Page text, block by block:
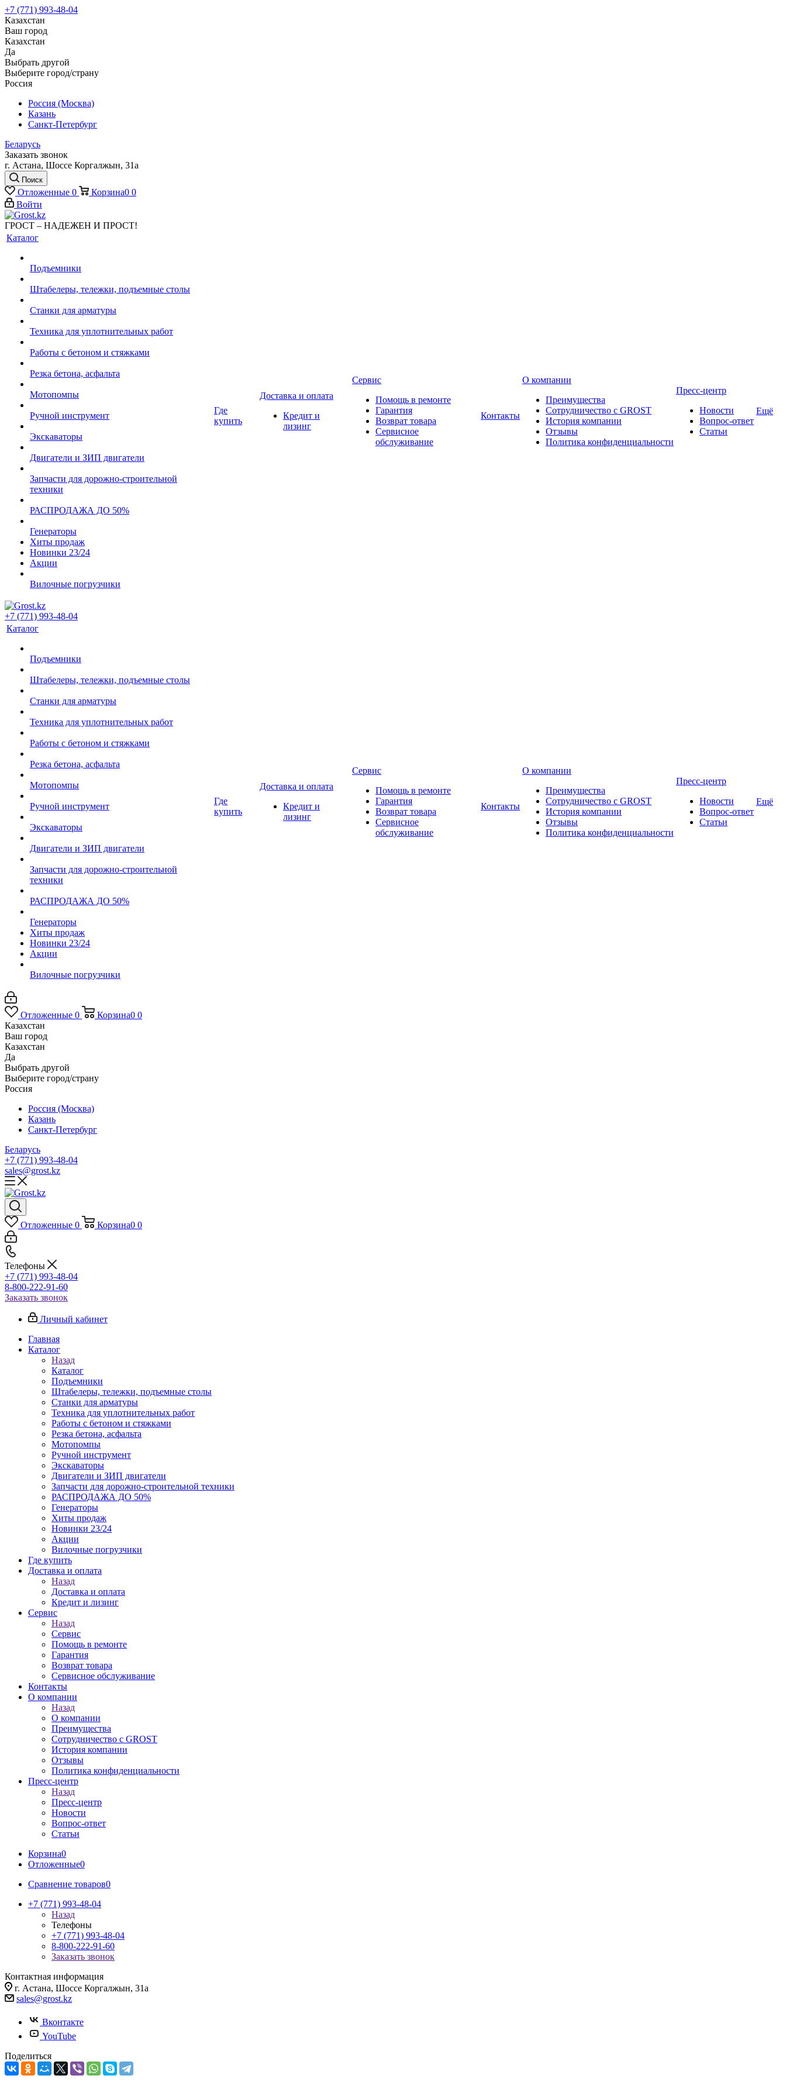
+7 (771) 993-48-04
Казахстан
Ваш город
Казахстан
Да
Выбрать другой
Выберите город/страну
Россия
Россия (Москва)
Казань
Санкт-Петербург
Беларусь
Заказать звонок
г. Астана, Шоссе Коргалжын, 31а
Поиск
Отложенные 0 Корзина0 0
Войти
ГРОСТ – НАДЕЖЕН И ПРОСТ!
Каталог
Подъемники
Штабелеры, тележки, подъемные столы
Станки для арматуры
Техника для уплотнительных работ
Работы с бетоном и стяжками
Резка бетона, асфальта
Мотопомпы
Ручной инструмент
Экскаваторы
Двигатели и ЗИП двигатели
Запчасти для дорожно-строительной
техники
РАСПРОДАЖА ДО 50%
Генераторы
Хиты продаж
Новинки 23/24
Акции
Вилочные погрузчики
Где
купить
Доставка и оплата
Кредит и
лизинг
Сервис
Помощь в ремонте
Гарантия
Возврат товара
Сервисное
обслуживание
Контакты
О компании
Преимущества
Сотрудничество с GROST
История компании
Отзывы
Политика конфиденциальности
Пресс-центр
Новости
Вопрос-ответ
Статьи
Ещё
+7 (771) 993-48-04
Каталог
Подъемники
Штабелеры, тележки, подъемные столы
Станки для арматуры
Техника для уплотнительных работ
Работы с бетоном и стяжками
Резка бетона, асфальта
Мотопомпы
Ручной инструмент
Экскаваторы
Двигатели и ЗИП двигатели
Запчасти для дорожно-строительной
техники
РАСПРОДАЖА ДО 50%
Генераторы
Хиты продаж
Новинки 23/24
Акции
Вилочные погрузчики
Где
купить
Доставка и оплата
Кредит и
лизинг
Сервис
Помощь в ремонте
Гарантия
Возврат товара
Сервисное
обслуживание
Контакты
О компании
Преимущества
Сотрудничество с GROST
История компании
Отзывы
Политика конфиденциальности
Пресс-центр
Новости
Вопрос-ответ
Статьи
Ещё
Отложенные 0 Корзина0 0
Казахстан
Ваш город
Казахстан
Да
Выбрать другой
Выберите город/страну
Россия
Россия (Москва)
Казань
Санкт-Петербург
Беларусь
+7 (771) 993-48-04
sales@grost.kz
Отложенные 0 Корзина0 0
Телефоны
+7 (771) 993-48-04
8-800-222-91-60
Заказать звонок
Личный кабинет
Главная
Каталог
Назад
Каталог
Подъемники
Штабелеры, тележки, подъемные столы
Станки для арматуры
Техника для уплотнительных работ
Работы с бетоном и стяжками
Резка бетона, асфальта
Мотопомпы
Ручной инструмент
Экскаваторы
Двигатели и ЗИП двигатели
Запчасти для дорожно-строительной техники
РАСПРОДАЖА ДО 50%
Генераторы
Хиты продаж
Новинки 23/24
Акции
Вилочные погрузчики
Где купить
Доставка и оплата
Назад
Доставка и оплата
Кредит и лизинг
Сервис
Назад
Сервис
Помощь в ремонте
Гарантия
Возврат товара
Сервисное обслуживание
Контакты
О компании
Назад
О компании
Преимущества
Сотрудничество с GROST
История компании
Отзывы
Политика конфиденциальности
Пресс-центр
Назад
Пресс-центр
Новости
Вопрос-ответ
Статьи
Корзина0
Отложенные0
Сравнение товаров0
+7 (771) 993-48-04
Назад
Телефоны
+7 (771) 993-48-04
8-800-222-91-60
Заказать звонок
Контактная информация
г. Астана, Шоссе Коргалжын, 31а
sales@grost.kz
Вконтакте
YouTube
Поделиться